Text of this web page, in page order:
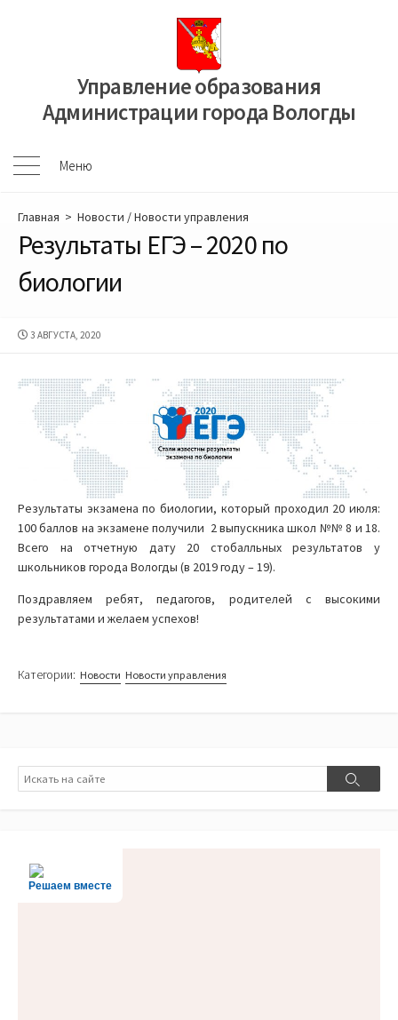
Управление образования
Администрации города Вологды
Меню
Меню
Главная > Новости /Новости управления
Результаты ЕГЭ – 2020 по
биологии
ДАТА
3 АВГУСТА, 2020
Результаты экзамена по биологии, который проходил 20 июля:
100 баллов на экзамене получили 2 выпускника школ №№ 8 и 18.
Всего на отчетную дату 20 стобалльных результатов у
школьников города Вологды (в 2019 году – 19).
Поздравляем ребят, педагогов, родителей с высокими
результатами и желаем успехов!
Категории: Новости Новости управления
Поиск
Поиск
Решаем вместе